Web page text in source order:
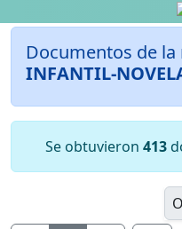
Documentos de
INFANTIL-
Se obtuvieron 413